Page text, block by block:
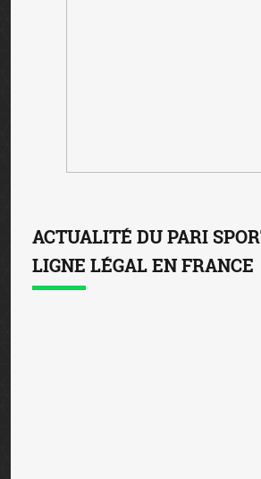
ACTUALITÉ DU PARI
LIGNE LÉGAL EN FRANCE